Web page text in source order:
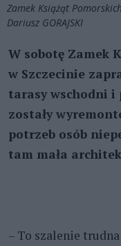
Zamek Książąt
Dariusz GORAJSKI
W sobotę Zamek
w Szczecinie
tarasy wschodni i
zostały
potrzeb osób
tam mała
– To szalenie